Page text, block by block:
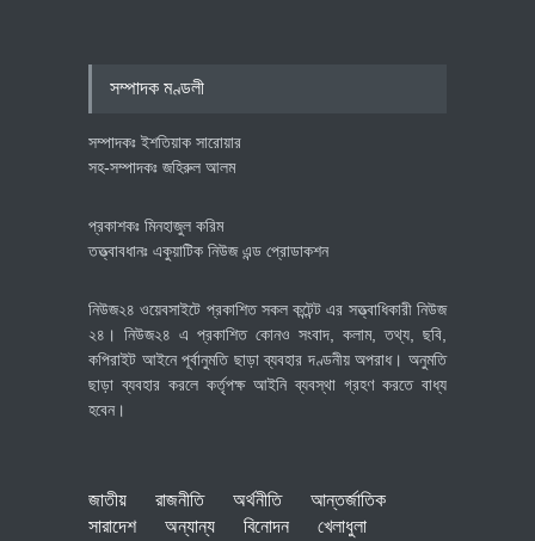
সম্পাদক মণ্ডলী
সম্পাদকঃ ইশতিয়াক সারোয়ার
সহ-সম্পাদকঃ জহিরুল আলম
প্রকাশকঃ মিনহাজুল করিম
তত্ত্বাবধানঃ একুয়াটিক নিউজ এন্ড প্রোডাকশন
নিউজ২৪ ওয়েবসাইটে প্রকাশিত সকল কন্টেন্ট এর সত্ত্বাধিকারী নিউজ
২৪। নিউজ২৪ এ প্রকাশিত কোনও সংবাদ, কলাম, তথ্য, ছবি,
কপিরাইট আইনে পূর্বানুমতি ছাড়া ব্যবহার দণ্ডনীয় অপরাধ। অনুমতি
ছাড়া ব্যবহার করলে কর্তৃপক্ষ আইনি ব্যবস্থা গ্রহণ করতে বাধ্য
হবেন।
জাতীয় রাজনীতি অর্থনীতি
আন্তর্জাতিক
সারাদেশ
অন্যান্য বিনোদন খেলাধুলা